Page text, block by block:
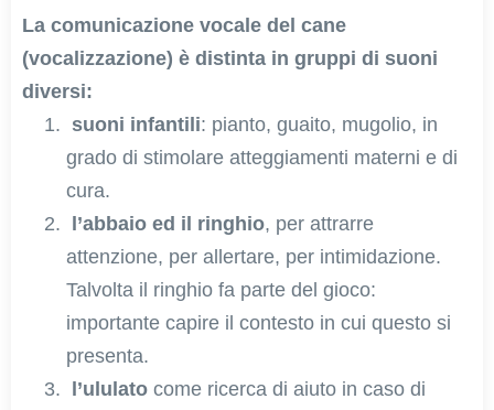
La comunicazione vocale del cane
(vocalizzazione) è distinta in gruppi di suoni
diversi:
suoni infantili: pianto, guaito, mugolio, in
grado di stimolare atteggiamenti materni e di
cura.
l’abbaio ed il ringhio, per attrarre
attenzione, per allertare, per intimidazione.
Talvolta il ringhio fa parte del gioco:
importante capire il contesto in cui questo si
presenta.
l’ululato come ricerca di aiuto in caso di